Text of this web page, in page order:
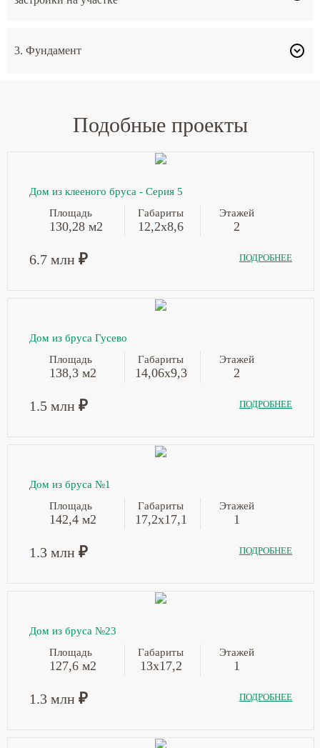
3. Фундамент
Подобные проекты
Дом из клееного бруса - Серия 5
Площадь
130,28 м2
Габариты
12,2х8,6
Этажей
2
6.7 млн ₽ ПОДРОБНЕЕ
Дом из бруса Гусево
Площадь
138,3 м2
Габариты
14,06х9,3
Этажей
2
1.5 млн ₽ ПОДРОБНЕЕ
Дом из бруса №1
Площадь
142,4 м2
Габариты
17,2х17,1
Этажей
1
1.3 млн ₽ ПОДРОБНЕЕ
Дом из бруса №23
Площадь
127,6 м2
Габариты
13х17,2
Этажей
1
1.3 млн ₽ ПОДРОБНЕЕ